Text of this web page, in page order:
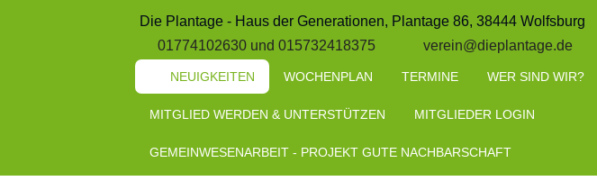
Die Plantage - Haus der Generationen, Plantage 86, 38444 Wolfsburg
01774102630 und 015732418375
verein@dieplantage.de
NEUIGKEITEN WOCHENPLAN TERMINE WER SIND WIR?
MITGLIED WERDEN & UNTERSTÜTZEN MITGLIEDER LOGIN
GEMEINWESENARBEIT - PROJEKT GUTE NACHBARSCHAFT